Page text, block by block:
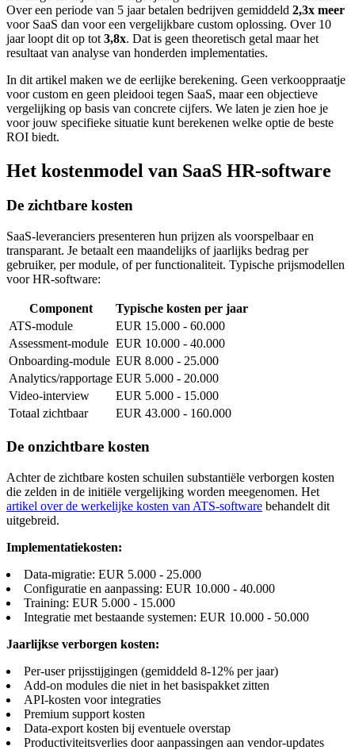
Over een periode van 5 jaar betalen bedrijven gemiddeld 2,3x meer
voor SaaS dan voor een vergelijkbare custom oplossing. Over 10
jaar loopt dit op tot 3,8x. Dat is geen theoretisch getal maar het
resultaat van analyse van honderden implementaties.
In dit artikel maken we de eerlijke berekening. Geen verkooppraatje
voor custom en geen pleidooi tegen SaaS, maar een objectieve
vergelijking op basis van concrete cijfers. We laten je zien hoe je
voor jouw specifieke situatie kunt berekenen welke optie de beste
ROI biedt.
Het kostenmodel van SaaS HR-software
De zichtbare kosten
SaaS-leveranciers presenteren hun prijzen als voorspelbaar en
transparant. Je betaalt een maandelijks of jaarlijks bedrag per
gebruiker, per module, of per functionaliteit. Typische prijsmodellen
voor HR-software:
Component
Typische kosten per jaar
ATS-module
EUR 15.000 - 60.000
Assessment-module EUR 10.000 - 40.000
Onboarding-module EUR 8.000 - 25.000
Analytics/rapportage EUR 5.000 - 20.000
Video-interview
EUR 5.000 - 15.000
Totaal zichtbaar
EUR 43.000 - 160.000
De onzichtbare kosten
Achter de zichtbare kosten schuilen substantiële verborgen kosten
die zelden in de initiële vergelijking worden meegenomen. Het
artikel over de werkelijke kosten van ATS-software behandelt dit
uitgebreid.
Implementatiekosten:
Data-migratie: EUR 5.000 - 25.000
Configuratie en aanpassing: EUR 10.000 - 40.000
Training: EUR 5.000 - 15.000
Integratie met bestaande systemen: EUR 10.000 - 50.000
Jaarlijkse verborgen kosten:
Per-user prijsstijgingen (gemiddeld 8-12% per jaar)
Add-on modules die niet in het basispakket zitten
API-kosten voor integraties
Premium support kosten
Data-export kosten bij eventuele overstap
Productiviteitsverlies door aanpassingen aan vendor-updates